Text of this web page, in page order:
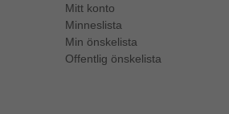
Mitt konto
Minneslista
Min önskelista
Offentlig önskelista